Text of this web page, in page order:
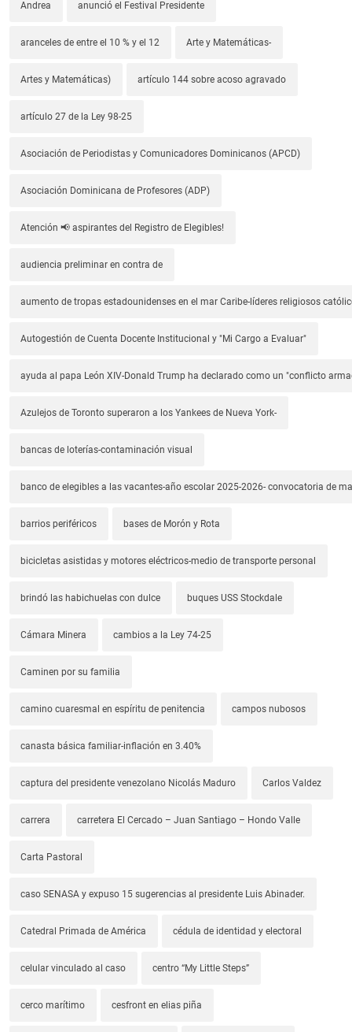
Andrea anunció el Festival Presidente
aranceles de entre el 10 % y el 12 Arte y Matemáticas-
Artes y Matemáticas) artículo 144 sobre acoso agravado
artículo 27 de la Ley 98-25
Asociación de Periodistas y Comunicadores Dominicanos (APCD)
Asociación Dominicana de Profesores (ADP)
Atención 📢 aspirantes del Registro de Elegibles!
audiencia preliminar en contra de
aumento de tropas estadounidenses en el mar Caribe-líderes religiosos
Autogestión de Cuenta Docente Institucional y "Mi Cargo a Evaluar"
ayuda al papa León XIV-Donald Trump ha declarado como un "conflicto
Azulejos de Toronto superaron a los Yankees de Nueva York-
bancas de loterías-contaminación visual
banco de elegibles a las vacantes-año escolar 2025-2026- convocatoria de
barrios periféricos bases de Morón y Rota
bicicletas asistidas y motores eléctricos-medio de transporte personal
brindó las habichuelas con dulce buques USS Stockdale
Cámara Minera cambios a la Ley 74-25
Caminen por su familia
camino cuaresmal en espíritu de penitencia campos nubosos
canasta básica familiar-inflación en 3.40%
captura del presidente venezolano Nicolás Maduro Carlos Valdez
carrera carretera El Cercado – Juan Santiago – Hondo Valle
Carta Pastoral
caso SENASA y expuso 15 sugerencias al presidente Luis Abinader.
Catedral Primada de América cédula de identidad y electoral
celular vinculado al caso centro “My Little Steps”
cerco marítimo cesfront en elias piña